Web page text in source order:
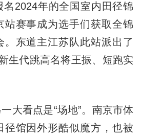
2024年的全国室内田径锦
站赛事成为选手们获取全锦
。东道主江苏队此站派出了
生代跳高名将王振、短跑实
看点是“场地”。南京市体
径馆因外形酷似魔方，也被